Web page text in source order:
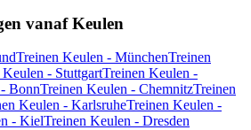
vanaf Keulen
Treinen Keulen - MünchenTreinen
- StuttgartTreinen Keulen -
BonnTreinen Keulen - ChemnitzTreinen
Keulen - KarlsruheTreinen Keulen -
- KielTreinen Keulen - Dresden